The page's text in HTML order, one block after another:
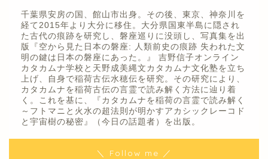
千葉県安房の国、館山市出身。その後、東京、神奈川を
経て2015年より大分に移住。大分県国東半島に隠され
た古代の痕跡を研究し、磐座巡りに没頭し、写真集を出
版『空から見た日本の磐座: 人類前史の痕跡 失われた文
明の鍵は日本の磐座にあった。』 吉野信子オンライン
カタカムナ学校と天野成美縄文カタカムナ文化塾を立ち
上げ、自身で稲荷古伝水穂伝を研究。その研究により、
カタカムナを稲荷古伝の言霊で読み解く方法に辿り着
く。これを基に、『カタカムナを稲荷の言霊で読み解く
～フトマニと火水の超法則が明かすアカシックレーコド
と宇宙樹の秘密』（今日の話題者）を出版。
＼ Follow me ／